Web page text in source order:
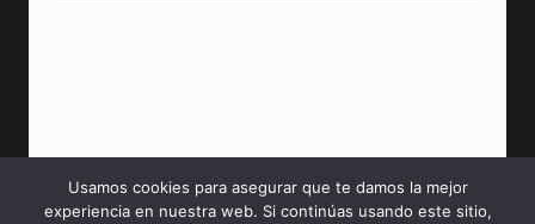
Usamos cookies para asegurar que te damos la mejor
experiencia en nuestra web. Si continúas usando este sitio,